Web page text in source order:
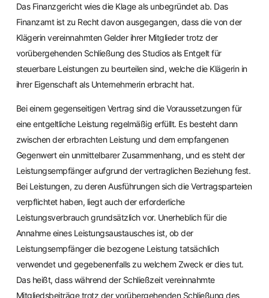
Das Finanzgericht wies die Klage als unbegründet ab. Das
Finanzamt ist zu Recht davon ausgegangen, dass die von der
Klägerin vereinnahmten Gelder ihrer Mitglieder trotz der
vorübergehenden Schließung des Studios als Entgelt für
steuerbare Leistungen zu beurteilen sind, welche die Klägerin in
ihrer Eigenschaft als Unternehmerin erbracht hat.
Bei einem gegenseitigen Vertrag sind die Voraussetzungen für
eine entgeltliche Leistung regelmäßig erfüllt. Es besteht dann
zwischen der erbrachten Leistung und dem empfangenen
Gegenwert ein unmittelbarer Zusammenhang, und es steht der
Leistungsempfänger aufgrund der vertraglichen Beziehung fest.
Bei Leistungen, zu deren Ausführungen sich die Vertragsparteien
verpflichtet haben, liegt auch der erforderliche
Leistungsverbrauch grundsätzlich vor. Unerheblich für die
Annahme eines Leistungsaustausches ist, ob der
Leistungsempfänger die bezogene Leistung tatsächlich
verwendet und gegebenenfalls zu welchem Zweck er dies tut.
Das heißt, dass während der Schließzeit vereinnahmte
Mitgliedsbeiträge trotz der vorübergehenden Schließung des